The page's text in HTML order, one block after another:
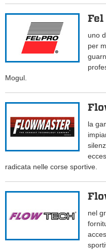
Fel
uno
per
Mogul.
la
radicata nelle corse sportive.
nel